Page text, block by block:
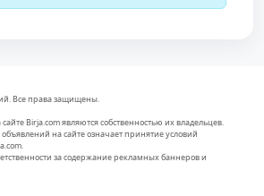
Все права защищены.
Birja.com являются собственностью их владельцев.
на сайте означает принятие условий
за содержание рекламных баннеров и